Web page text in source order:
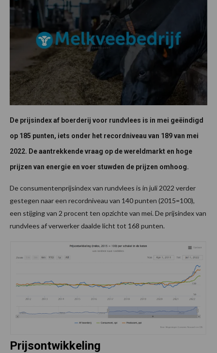
De prijsindex af boerderij voor rundvlees is in mei geëindigd
op 185 punten, iets onder het recordniveau van 189 van mei
2022. De aantrekkende vraag op de wereldmarkt en hoge
prijzen van energie en voer stuwden de prijzen omhoog.
De consumentenprijsindex van rundvlees is in juli 2022 verder
gestegen naar een recordniveau van 140 punten (2015=100),
een stijging van 2 procent ten opzichte van mei. De prijsindex van
rundvlees af verwerker daalde licht tot 168 punten.
Prijsontwikkeling